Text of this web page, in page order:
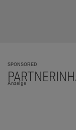
SPONSORED
Anzeige